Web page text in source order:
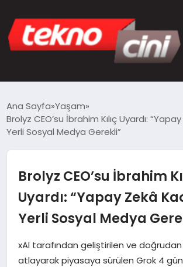
TEKNOLOJI
SAĞLIK
DÜNYA
Ana Sayfa Yaşam
Brolyz CEO’su İbrahim Kılıç Uyardı:
Yerli Sosyal Medya Gerekli”
Brolyz CEO’su İbrahim
Uyardı: “Yapay Zekâ
Yerli Sosyal Medya
xAI tarafından geliştirilen ve doğrudan
atlayarak piyasaya sürülen Grok 4